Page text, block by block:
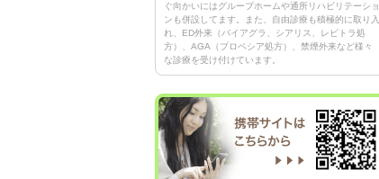
ぐ向かいにはグループホームや通所リハビリテーショ
ンも併設してます。また、自由診療も積極的に取り入
れ、ED外来（バイアグラ、シアリス、レビトラ処
方）、AGA（プロペシア処方）、禁煙外来など様々
な診療を受け付けています。